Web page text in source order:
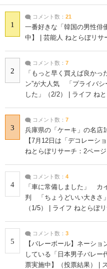
1
コメント数： 21
一番好きな「韓国の男性俳
中】 | 芸能人 ねとらぼリサ
2
コメント数： 7
「もっと早く買えば良か
ン”が大人気 「プライバシ
した」（2/2） | ライフ ね
3
コメント数： 7
兵庫県の「ケーキ」の名
【7月12日は「デコレーシ
ねとらぼリサーチ：2ページ
4
コメント数： 4
「車に常備しました」 カ
判 「ちょうどいい大きさ
（1/5） | ライフ ねとらぼ
5
コメント数： 3
【バレーボール】ネーシ
している「日本男子バレー
票実施中】（投票結果） |